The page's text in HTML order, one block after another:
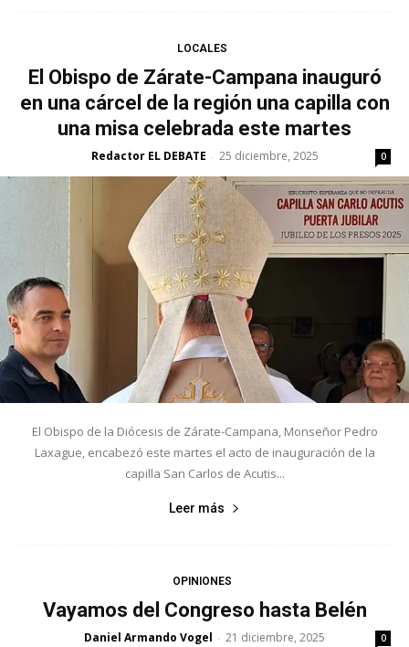
LOCALES
El Obispo de Zárate-Campana inauguró
en una cárcel de la región una capilla con
una misa celebrada este martes
Redactor EL DEBATE - 25 diciembre, 2025 0
El Obispo de la Diócesis de Zárate-Campana, Monseñor Pedro
Laxague, encabezó este martes el acto de inauguración de la
capilla San Carlos de Acutis...
Leer más
OPINIONES
Vayamos del Congreso hasta Belén
Daniel Armando Vogel - 21 diciembre, 2025 0